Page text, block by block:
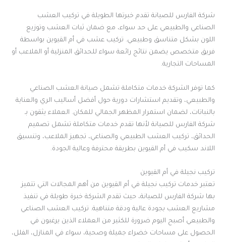
شركة الفارس للصيانة تقدم خبرتها الطويلة في تركيب العشب
الصناعي والطبيعي على حد سواء، مع ضمان ثبات العشب وتوزيع
اللون بشكل متناسق وطبيعي. تركيب عشب في أم القيوين بواسطة
فريق متخصص يضمن نتائج رائعة سواء للحدائق المنزلية أو الملاعب أو
المساحات التجارية.
كما توفر الشركة خدمات متكاملة تشمل صيانة العشب الصناعي
والطبيعي، وتقديم استشارات دورية حول أفضل أساليب الري والعناية
بالنباتات، لضمان استمرار المظهر الجمالي للمكان. العملاء يثقون بـ
شركة الفارس للصيانة لأنها تقدم خدمات متكاملة تشمل تصميم
الحدائق، تركيب العشب الطبيعي والصناعي، تجهيز الملاعب، وتنسيق
اللاند سكيب في أم القيوين بطريقة محترفة وعالية الجودة.
تركيب نجيلة في أم القيوين
تعتبر خدمات تركيب نجيلة في أم القيوين من أهم المجالات التي تتميز
بها شركة الفارس للصيانة، حيث تقدم الشركة خبرة طويلة في تنفيذ
مشاريع العشب بجودة عالية ودقة متناهية. تركيب العشب الصناعي
والطبيعي أصبح اليوم ضرورة للكثير من العملاء الذين يرغبون في
الحصول على مساحات خضراء جميلة وصحية، سواء في المنازل، الفلل،